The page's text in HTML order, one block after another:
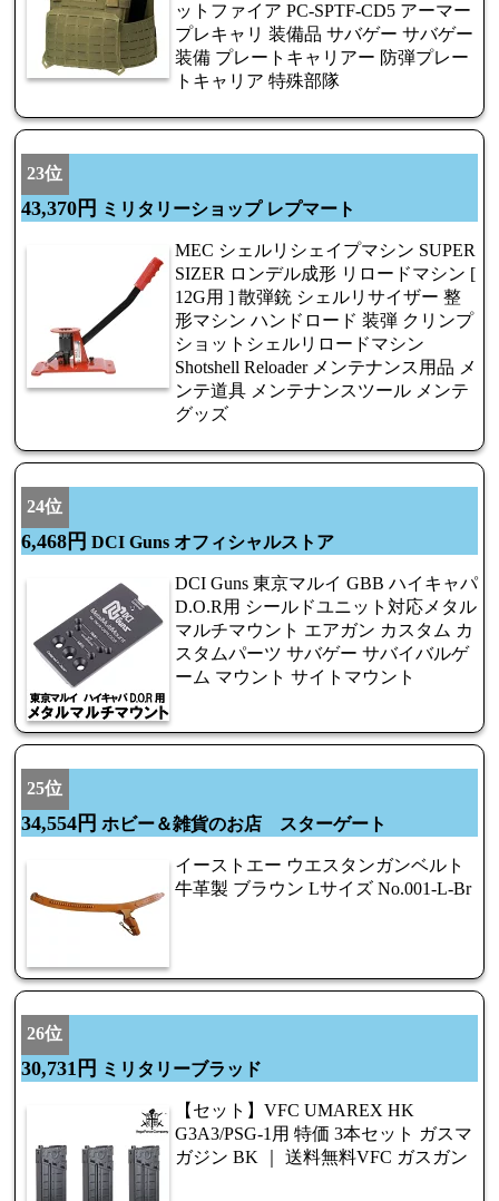
ットファイア PC-SPTF-CD5 アーマー
プレキャリ 装備品 サバゲー サバゲー
装備 プレートキャリアー 防弾プレー
トキャリア 特殊部隊
23位
43,370円 ミリタリーショップ レプマート
MEC シェルリシェイプマシン SUPER
SIZER ロンデル成形 リロードマシン [
12G用 ] 散弾銃 シェルリサイザー 整
形マシン ハンドロード 装弾 クリンプ
ショットシェルリロードマシン
Shotshell Reloader メンテナンス用品 メ
ンテ道具 メンテナンスツール メンテ
グッズ
24位
6,468円 DCI Guns オフィシャルストア
DCI Guns 東京マルイ GBB ハイキャパ
D.O.R用 シールドユニット対応メタル
マルチマウント エアガン カスタム カ
スタムパーツ サバゲー サバイバルゲ
ーム マウント サイトマウント
25位
34,554円 ホビー＆雑貨のお店 スターゲート
イーストエー ウエスタンガンベルト
牛革製 ブラウン Lサイズ No.001-L-Br
26位
30,731円 ミリタリーブラッド
【セット】VFC UMAREX HK
G3A3/PSG-1用 特価 3本セット ガスマ
ガジン BK ｜ 送料無料VFC ガスガン